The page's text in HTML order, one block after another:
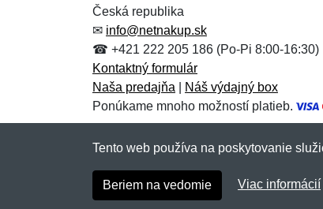
Správa*
Pridať
Správa*
Pridať
Česká republika
✉ info@netnakup.sk
☎ +421 222 205 186 (Po-Pi 8:00-16:30)
Kontaktný formulár
Naša predajňa
Náš výdajný box
Ponúkame mnoho možností platieb.
Copyright © 2007-2026 (19 rokov s vami)
Tento web používa na poskytovanie
Beriem na vedomie Viac informácií